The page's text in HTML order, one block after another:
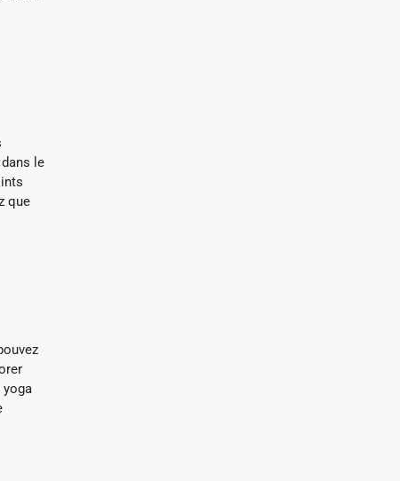
le
que